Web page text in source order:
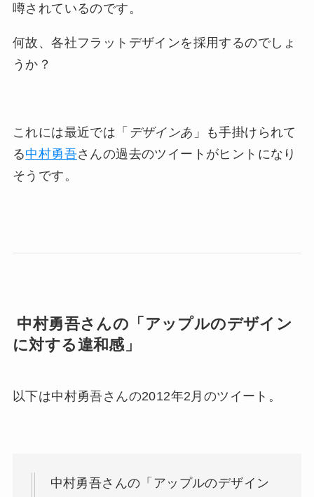
噂されているのです。
何故、各社フラットデザインを採用するのでしょ
うか？
これには最近では「 デザインあ 」も手掛けられて
る中村勇吾さんの過去のツイートがヒントになり
そうです。
中村勇吾さんの「アップルのデザイン
に対する違和感」
以下は中村勇吾さんの2012年2月のツイート。
中村勇吾さんの「アップルのデザイン